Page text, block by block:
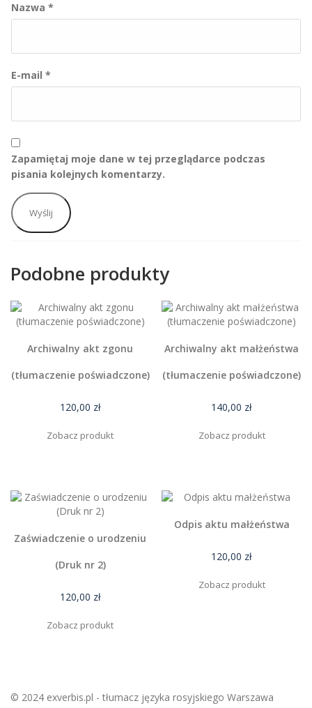
Nazwa *
E-mail *
Zapamiętaj moje dane w tej przeglądarce podczas
pisania kolejnych komentarzy.
Podobne produkty
Archiwalny akt zgonu
(tłumaczenie poświadczone)
120,00 zł
Zobacz produkt
Archiwalny akt małżeństwa
(tłumaczenie poświadczone)
140,00 zł
Zobacz produkt
Zaświadczenie o urodzeniu
(Druk nr 2)
120,00 zł
Zobacz produkt
Odpis aktu małżeństwa
120,00 zł
Zobacz produkt
© 2024 exverbis.pl - tłumacz języka rosyjskiego Warszawa